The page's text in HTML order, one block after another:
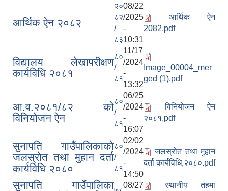
आर्थिक ऐन २०८२
२०
८२
/
८३
08/22
/2025
-
10:31
आर्थिक ऐन
2082.pdf
विद्यालय लेखापरीक्षण
कार्यविधि २०८१
८०
/
८१
11/17
/2024
-
13:32
Image_00004_mer
ged (1).pdf
आ.व.२०८१/८२ को
विनियोजन ऐन
८०
/
८१
06/25
/2024
-
16:07
विनियोजन ऐन
२०८१.pdf
सुनापति गाउँपालिकाको
जलस्रोत तथा मुहान दर्ता
कार्यविधि २०८०
८०
/
८१
02/02
/2024
-
14:50
जलस्रोत तथा मुहान
दर्ता कार्यविधि,२०८०.pdf
सुनापति गाउँपालिका
08/27
स्थानीय तहमा